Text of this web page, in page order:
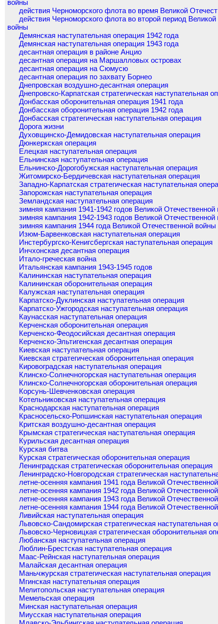
войны
действия Черноморского флота во время Великой
действия Черноморского флота во второй период
войны
Демянская наступательная операция 1942 года
Демянская наступательная операция 1943 года
десантная операция в районе Анцио
десантная операция на Маршалловых островах
десантная операция на Сюмусю
десантная операция по захвату Борнео
Днепровская воздушно-десантная операция
Днепровско-Карпатская стратегическая наступательная
Донбасская оборонительная операция 1941 года
Донбасская оборонительная операция 1942 года
Донбасская стратегическая наступательная операция
Дорога жизни
Духовщинско-Демидовская наступательная операция
Дюнкеркская операция
Елецкая наступательная операция
Ельнинская наступательная операция
Ельнинско-Дорогобужская наступательная операция
Житомирско-Бердичевская наступательная операция
Западно-Карпатская стратегическая наступательная
Запорожская наступательная операция
Земландская наступательная операция
зимняя кампания 1941-1942 годов Великой
зимняя кампания 1942-1943 годов Великой
зимняя кампания 1944 года Великой Отечественной войны
Изюм-Барвенковская наступательная операция
Инстербургско-Кенигсбергская наступательная операция
Инчхонская десантная операция
Итало-греческая война
Итальянская кампания 1943-1945 годов
Калининская наступательная операция
Калининская оборонительная операция
Калужская наступательная операция
Карпатско-Дуклинская наступательная операция
Карпатско-Ужгородская наступательная операция
Каунасская наступательная операция
Керченская оборонительная операция
Керченско-Феодосийская десантная операция
Керченско-Эльтигенская десантная операция
Киевская наступательная операция
Киевская стратегическая оборонительная операция
Кировоградская наступательная операция
Клинско-Солнечногорская наступательная операция
Клинско-Солнечногорская оборонительная операция
Корсунь-Шевченковская операция
Котельниковская наступательная операция
Краснодарская наступательная операция
Красносельско-Ропшинская наступательная операция
Критская воздушно-десантная операция
Крымская стратегическая наступательная операция
Курильская десантная операция
Курская битва
Курская стратегическая оборонительная операция
Ленинградская стратегическая оборонительная операция
Ленинградско-Новгородская стратегическая
летне-осенняя кампания 1941 года Великой
летне-осенняя кампания 1942 года Великой
летне-осенняя кампания 1943 года Великой
летне-осенняя кампания 1944 года Великой
Ливийская наступательная операция
Львовско-Сандомирская стратегическая наступательная
Львовско-Черновицкая стратегическая оборонительная
Любанская наступательная операция
Люблин-Брестская наступательная операция
Маас-Рейнская наступательная операция
Малайская десантная операция
Маньчжурская стратегическая наступательная операция
Мгинская наступательная операция
Мелитопольская наступательная операция
Мемельская операция
Минская наступательная операция
Миусская наступательная операция